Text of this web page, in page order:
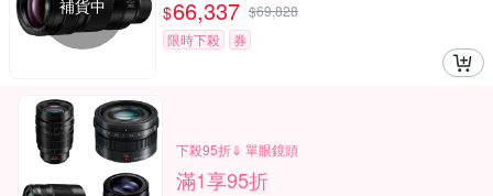
補貨中 $66,337 $69,828
限時下殺
券
下殺95折⇓ 單眼鏡頭
滿1享95折